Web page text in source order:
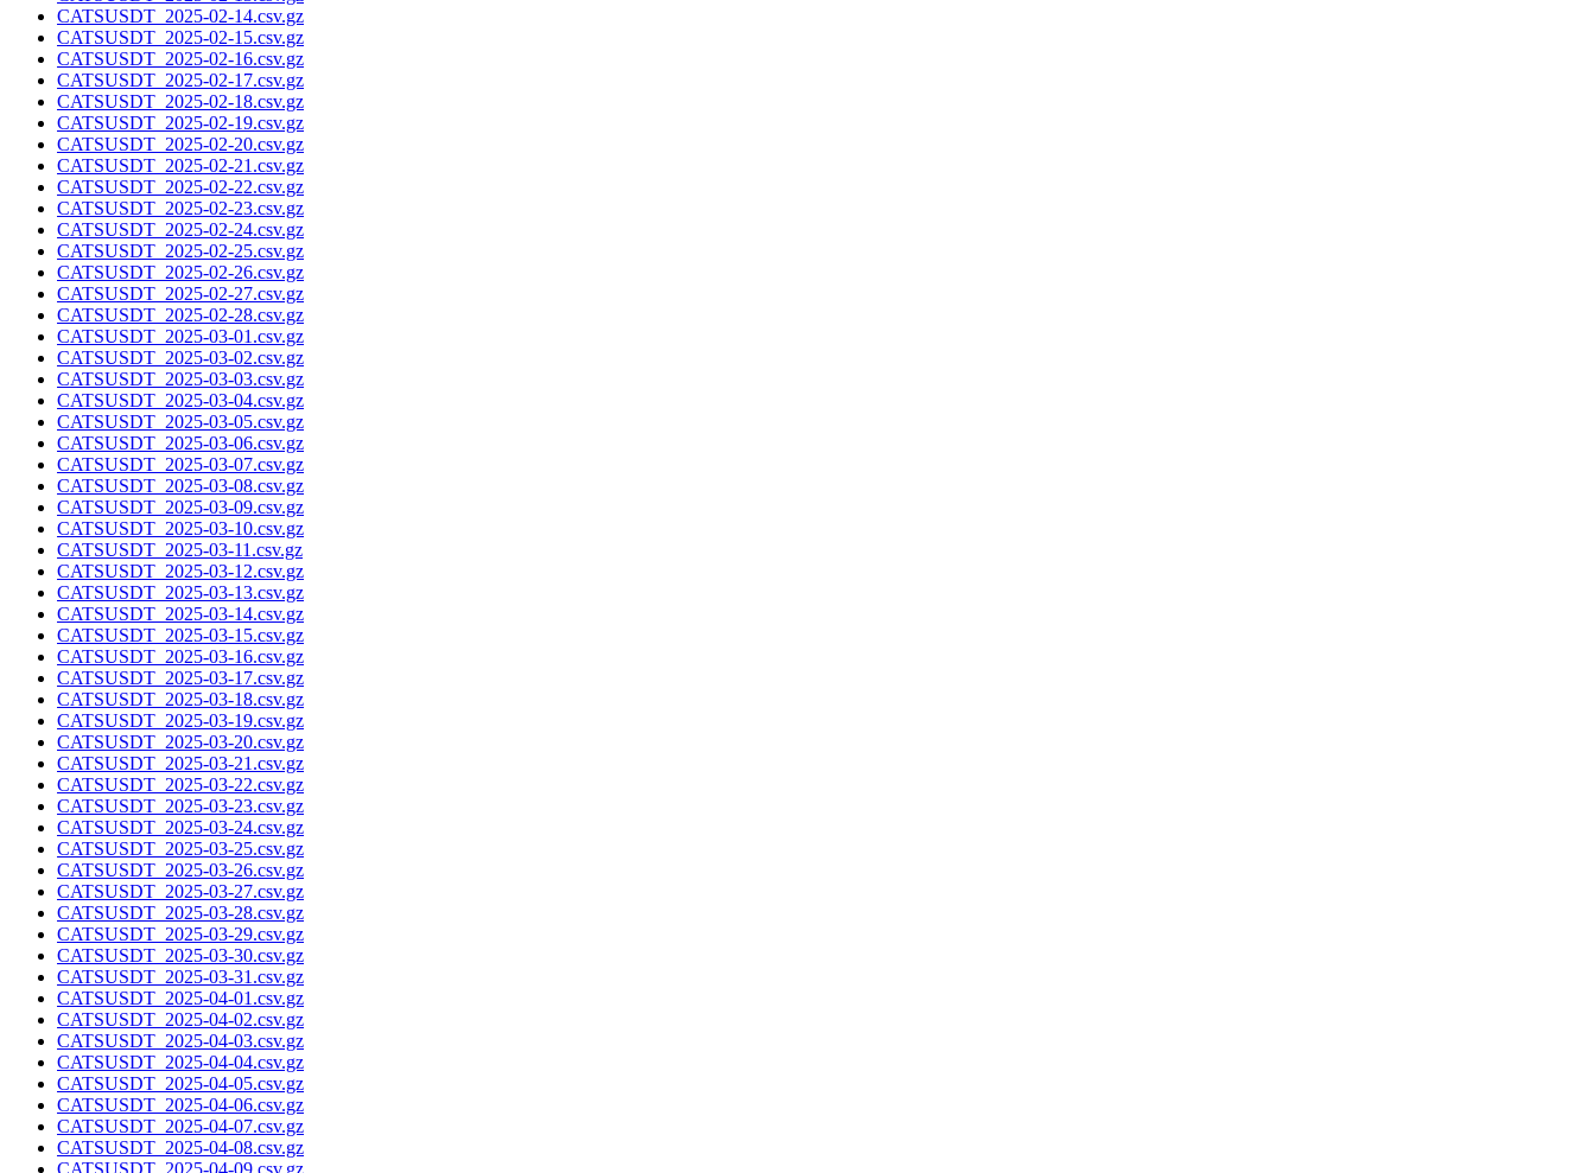
CATSUSDT_2025-02-14.csv.gz
CATSUSDT_2025-02-15.csv.gz
CATSUSDT_2025-02-16.csv.gz
CATSUSDT_2025-02-17.csv.gz
CATSUSDT_2025-02-18.csv.gz
CATSUSDT_2025-02-19.csv.gz
CATSUSDT_2025-02-20.csv.gz
CATSUSDT_2025-02-21.csv.gz
CATSUSDT_2025-02-22.csv.gz
CATSUSDT_2025-02-23.csv.gz
CATSUSDT_2025-02-24.csv.gz
CATSUSDT_2025-02-25.csv.gz
CATSUSDT_2025-02-26.csv.gz
CATSUSDT_2025-02-27.csv.gz
CATSUSDT_2025-02-28.csv.gz
CATSUSDT_2025-03-01.csv.gz
CATSUSDT_2025-03-02.csv.gz
CATSUSDT_2025-03-03.csv.gz
CATSUSDT_2025-03-04.csv.gz
CATSUSDT_2025-03-05.csv.gz
CATSUSDT_2025-03-06.csv.gz
CATSUSDT_2025-03-07.csv.gz
CATSUSDT_2025-03-08.csv.gz
CATSUSDT_2025-03-09.csv.gz
CATSUSDT_2025-03-10.csv.gz
CATSUSDT_2025-03-11.csv.gz
CATSUSDT_2025-03-12.csv.gz
CATSUSDT_2025-03-13.csv.gz
CATSUSDT_2025-03-14.csv.gz
CATSUSDT_2025-03-15.csv.gz
CATSUSDT_2025-03-16.csv.gz
CATSUSDT_2025-03-17.csv.gz
CATSUSDT_2025-03-18.csv.gz
CATSUSDT_2025-03-19.csv.gz
CATSUSDT_2025-03-20.csv.gz
CATSUSDT_2025-03-21.csv.gz
CATSUSDT_2025-03-22.csv.gz
CATSUSDT_2025-03-23.csv.gz
CATSUSDT_2025-03-24.csv.gz
CATSUSDT_2025-03-25.csv.gz
CATSUSDT_2025-03-26.csv.gz
CATSUSDT_2025-03-27.csv.gz
CATSUSDT_2025-03-28.csv.gz
CATSUSDT_2025-03-29.csv.gz
CATSUSDT_2025-03-30.csv.gz
CATSUSDT_2025-03-31.csv.gz
CATSUSDT_2025-04-01.csv.gz
CATSUSDT_2025-04-02.csv.gz
CATSUSDT_2025-04-03.csv.gz
CATSUSDT_2025-04-04.csv.gz
CATSUSDT_2025-04-05.csv.gz
CATSUSDT_2025-04-06.csv.gz
CATSUSDT_2025-04-07.csv.gz
CATSUSDT_2025-04-08.csv.gz
CATSUSDT_2025-04-09.csv.gz